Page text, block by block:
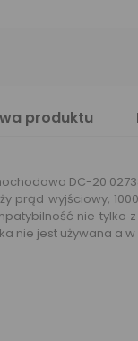
produktu
DC-20
prąd wyjściowy,
nie tylko
nie jest używana a